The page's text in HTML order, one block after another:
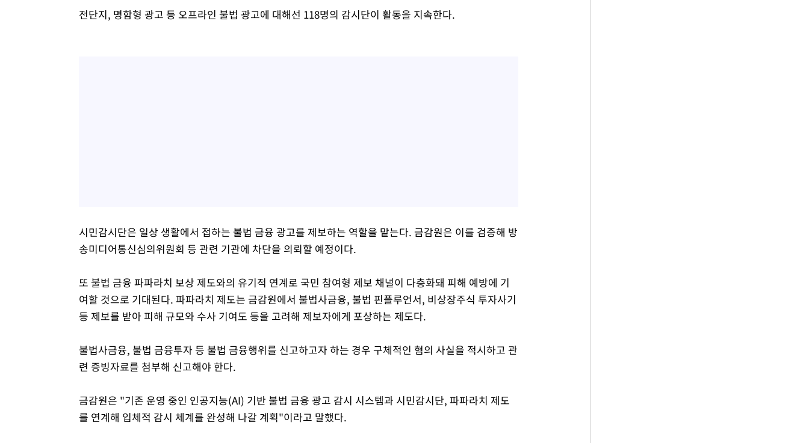
전단지, 명함형 광고 등 오프라인 불법 광고에 대해선 118명의 감시단이 활동을 지속한다.
시민감시단은 일상 생활에서 접하는 불법 금융 광고를 제보하는 역할을 맡는다. 금감원은 이를 검증해 방
송미디어통신심의위원회 등 관련 기관에 차단을 의뢰할 예정이다.
또 불법 금융 파파라치 보상 제도와의 유기적 연계로 국민 참여형 제보 채널이 다층화돼 피해 예방에 기
여할 것으로 기대된다. 파파라치 제도는 금감원에서 불법사금융, 불법 핀플루언서, 비상장주식 투자사기
등 제보를 받아 피해 규모와 수사 기여도 등을 고려해 제보자에게 포상하는 제도다.
불법사금융, 불법 금융투자 등 불법 금융행위를 신고하고자 하는 경우 구체적인 혐의 사실을 적시하고 관
련 증빙자료를 첨부해 신고해야 한다.
금감원은 "기존 운영 중인 인공지능(AI) 기반 불법 금융 광고 감시 시스템과 시민감시단, 파파라치 제도
를 연계해 입체적 감시 체계를 완성해 나갈 계획"이라고 말했다.